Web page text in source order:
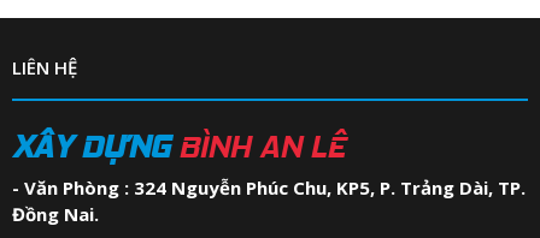
LIÊN HỆ
XÂY DỰNG BÌNH AN LÊ
- Văn Phòng : 324 Nguyễn Phúc Chu, KP5, P. Trảng Dài, TP.
Đồng Nai.